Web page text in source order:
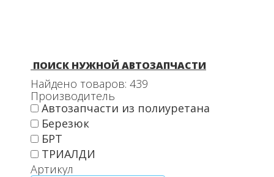
ПОИСК НУЖНОЙ АВТОЗАПЧАСТИ
Найдено товаров: 439
Производитель
Автозапчасти из полиуретана
Березюк
БРТ
ТРИАЛДИ
Артикул